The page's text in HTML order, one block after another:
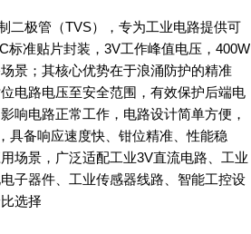
二极管（TVS），专为工业电路提供可
标准贴片封装，3V工作峰值电压，400W
景；其核心优势在于浪涌防护的精准
电路电压至安全范围，有效保护后端电
响电路正常工作，电路设计简单方便，
具备响应速度快、钳位精准、性能稳
场景，广泛适配工业3V直流电路、工业
子器件、工业传感器线路、智能工控设
选择